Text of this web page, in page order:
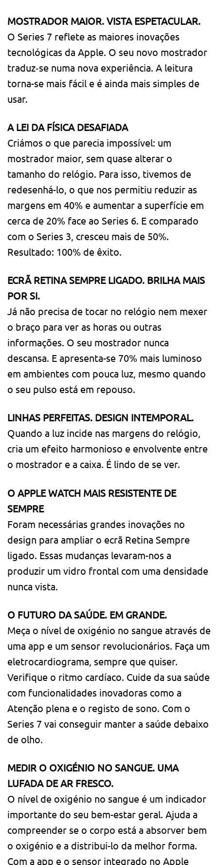
MOSTRADOR MAIOR. VISTA ESPETACULAR.
O Series 7 reflete as maiores inovações
tecnológicas da Apple. O seu novo mostrador
traduz‑se numa nova experiência. A leitura
torna-se mais fácil e é ainda mais simples de
usar.
A LEI DA FÍSICA DESAFIADA
Criámos o que parecia impossível: um
mostrador maior, sem quase alterar o
tamanho do relógio. Para isso, tivemos de
redesenhá-lo, o que nos permitiu reduzir as
margens em 40% e aumentar a superfície em
cerca de 20% face ao Series 6. E comparado
com o Series 3, cresceu mais de 50%.
Resultado: 100% de êxito.
ECRÃ RETINA SEMPRE LIGADO. BRILHA MAIS
POR SI.
Já não precisa de tocar no relógio nem mexer
o braço para ver as horas ou outras
informações. O seu mostrador nunca
descansa. E apresenta-se 70% mais luminoso
em ambientes com pouca luz, mesmo quando
o seu pulso está em repouso.
LINHAS PERFEITAS. DESIGN INTEMPORAL.
Quando a luz incide nas margens do relógio,
cria um efeito harmonioso e envolvente entre
o mostrador e a caixa. É lindo de se ver.
O APPLE WATCH MAIS RESISTENTE DE
SEMPRE
Foram necessárias grandes inovações no
design para ampliar o ecrã Retina Sempre
ligado. Essas mudanças levaram-nos a
produzir um vidro frontal com uma densidade
nunca vista.
O FUTURO DA SAÚDE. EM GRANDE.
Meça o nível de oxigénio no sangue através de
uma app e um sensor revolucio­nários. Faça um
eletrocardiograma, sempre que quiser.
Verifique o ritmo cardíaco. Cuide da sua saúde
com funcionali­dades inovadoras como a
Atenção plena e o registo de sono. Com o
Series 7 vai conseguir manter a saúde debaixo
de olho.
MEDIR O OXIGÉNIO NO SANGUE. UMA
LUFADA DE AR FRESCO.
O nível de oxigénio no sangue é um indicador
importante do seu bem-estar geral. Ajuda a
compreender se o corpo está a absorver bem
o oxigénio e a distribui-lo da melhor forma.
Com a app e o sensor integrado no Apple